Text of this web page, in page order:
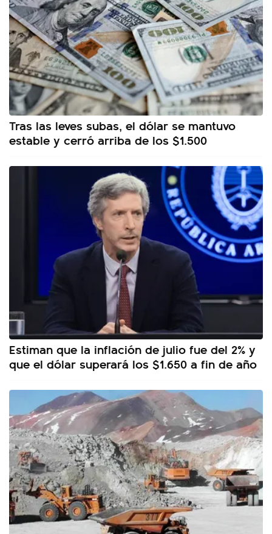
Tras las leves subas, el dólar se mantuvo
estable y cerró arriba de los $1.500
Estiman que la inflación de julio fue del 2% y
que el dólar superará los $1.650 a fin de año